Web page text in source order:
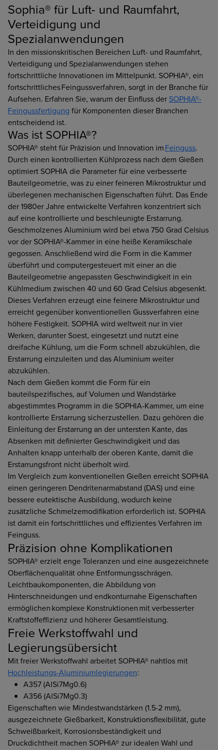
Sophia® für Luft- und Raumfahrt,
Verteidigung und
Spezialanwendungen
In den missionskritischen Bereichen Luft- und Raumfahrt,
Verteidigung und Spezialanwendungen stehen
fortschrittliche Innovationen im Mittelpunkt. SOPHIA®, ein
fortschrittliches Feingussverfahren, sorgt in der Branche für
Aufsehen. Erfahren Sie, warum der Einfluss der SOPHIA®-
Feingussfertigung für Komponenten dieser Branchen
entscheidend ist.
Was ist SOPHIA®?
SOPHIA® steht für Präzision und Innovation imFeinguss.
Durch einen kontrollierten Kühlprozess nach dem Gießen
optimiert SOPHIA die Parameter für eine verbesserte
Bauteilgeometrie, was zu einer feineren Mikrostruktur und
überlegenen mechanischen Eigenschaften führt. Das Ende
der 1980er Jahre entwickelte Verfahren konzentriert sich
auf eine kontrollierte und beschleunigte Erstarrung.
Geschmolzenes Aluminium wird bei etwa 750 Grad Celsius
vor der SOPHIA®-Kammer in eine heiße Keramikschale
gegossen. Anschließend wird die Form in die Kammer
überführt und computergesteuert mit einer an die
Bauteilgeometrie angepassten Geschwindigkeit in ein
Kühlmedium zwischen 40 und 60 Grad Celsius abgesenkt.
Dieses Verfahren erzeugt eine feinere Mikrostruktur und
erreicht gegenüber konventionellen Gussverfahren eine
höhere Festigkeit. SOPHIA wird weltweit nur in vier
Werken, darunter Soest, eingesetzt und nutzt eine
dreifache Kühlung, um die Form schnell abzukühlen, die
Erstarrung einzuleiten und das Aluminium weiter
abzukühlen.
Nach dem Gießen kommt die Form für ein
bauteilspezifisches, auf Volumen und Wandstärke
abgestimmtes Programm in die SOPHIA-Kammer, um eine
kontrollierte Erstarrung sicherzustellen. Dazu gehören die
Einleitung der Erstarrung an der untersten Kante, das
Absenken mit definierter Geschwindigkeit und das
Anhalten knapp unterhalb der oberen Kante, damit die
Erstarrungsfront nicht überholt wird.
Im Vergleich zum konventionellen Gießen erreicht SOPHIA
einen geringeren Dendritenarmabstand (DAS) und eine
bessere eutektische Ausbildung, wodurch keine
zusätzliche Schmelzemodifikation erforderlich ist. SOPHIA
ist damit ein fortschrittliches und effizientes Verfahren im
Feinguss.
Präzision ohne Komplikationen
SOPHIA® erzielt enge Toleranzen und eine ausgezeichnete
Oberflächenqualität ohne Entformungsschrägen.
Leichtbaukomponenten, die Abbildung von
Hinterschneidungen und endkonturnahe Eigenschaften
ermöglichen komplexe Konstruktionen mit verbesserter
Kraftstoffeffizienz und höherer Gesamtleistung.
Freie Werkstoffwahl und
Legierungsübersicht
Mit freier Werkstoffwahl arbeitet SOPHIA® nahtlos mit
Hochleistungs-Aluminiumlegierungen:
A357 (AlSi7Mg0.6)
A356 (AlSi7Mg0.3)
Eigenschaften wie Mindestwandstärken (1.5-2 mm),
ausgezeichnete Gießbarkeit, Konstruktionsflexibilität, gute
Schweißbarkeit, Korrosionsbeständigkeit und
Druckdichtheit machen SOPHIA® zur idealen Wahl und